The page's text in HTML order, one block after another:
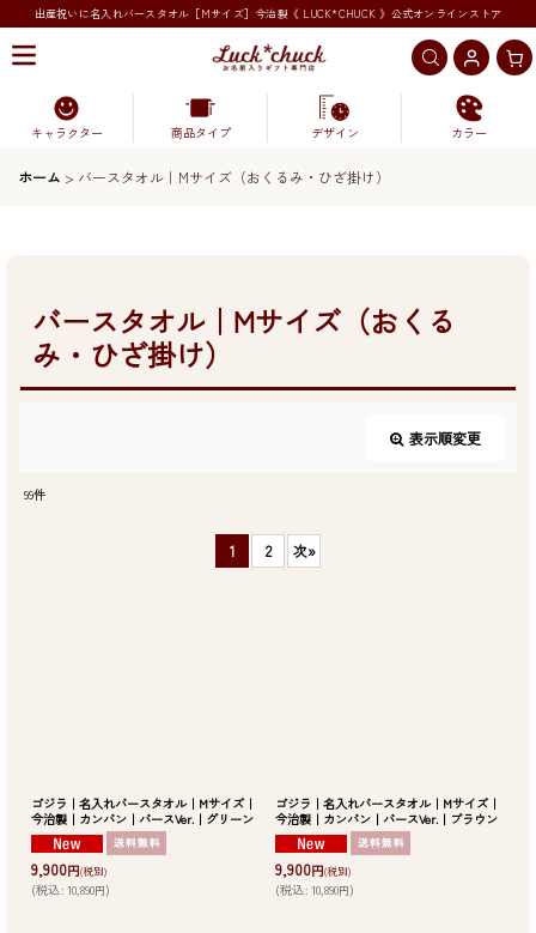
出産祝いに名入れバースタオル［Mサイズ］今治製《 LUCK*CHUCK 》公式オンラインストア
キャラクター 商品タイプ デザイン カラー
ホーム > バースタオル｜Mサイズ（おくるみ・ひざ掛け）
バースタオル｜Mサイズ（おくる
み・ひざ掛け）
表示順変更
99件
1 2 次»
ゴジラ｜名入れバースタオル｜Mサイズ｜
今治製｜カンバン｜バースVer.｜グリーン
9,900円(税別)
(税込: 10,890円)
ゴジラ｜名入れバースタオル｜Mサイズ｜
今治製｜カンバン｜バースVer.｜ブラウン
9,900円(税別)
(税込: 10,890円)